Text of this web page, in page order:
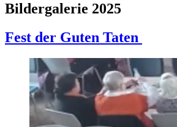
Bildergalerie 2025
Fest der Guten Taten